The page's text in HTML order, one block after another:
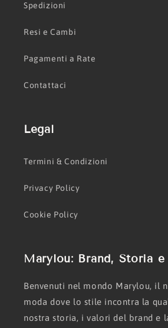
Spedizioni
Resi e Cambi
Pagamenti a Rate
Contattaci
Legal
Termini & Condizioni
Privacy Policy
Cookie Policy
Marylou: Brand, Storia
Benvenuti nel mondo Marylou, il
moda dove lo stile incontra la
nostra storia, i valori del brand e